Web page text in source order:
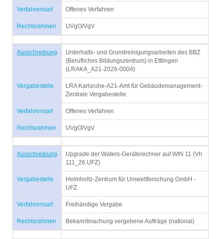
Verfahrensart Offenes Verfahren
Rechtsrahmen UVgO/VgV
Ausschreibung
Unterhalts- und Grundreinigungsarbeiten des BBZ
(Berufliches Bildungszentrum) in Ettlingen
(LRAKA_A21-2026-0004)
Vergabestelle
LRA Karlsruhe-A21-Amt für Gebäudemanagement-
Zentrale Vergabestelle
Verfahrensart Offenes Verfahren
Rechtsrahmen UVgO/VgV
Ausschreibung
Upgrade der Waters-Geräterechner auf WIN 11 (Vh
111_26 UFZ)
Vergabestelle
Helmholtz-Zentrum für Umweltforschung GmbH -
UFZ
Verfahrensart Freihändige Vergabe
Rechtsrahmen Bekanntmachung vergebene Aufträge (national)